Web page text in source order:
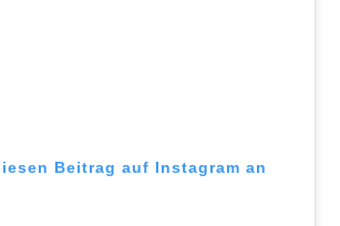
Beitrag auf Instagram an